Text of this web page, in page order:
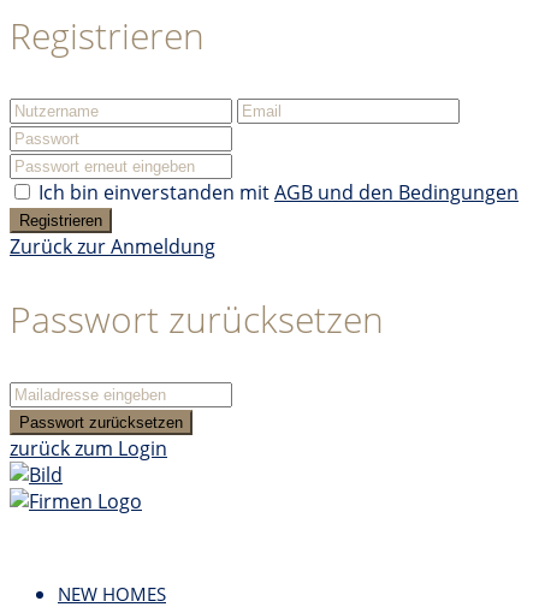
Registrieren
Ich bin einverstanden mitAGB und den Bedingungen
Registrieren
Zurück zur Anmeldung
Passwort zurücksetzen
Passwort zurücksetzen
zurück zum Login
NEW HOMES